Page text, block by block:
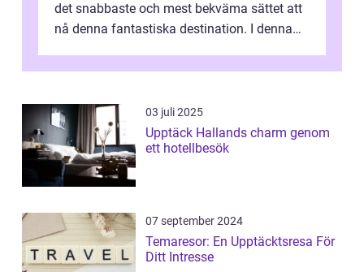
det snabbaste och mest bekväma sättet att
nå denna fantastiska destination. I denna
03 juli 2025
Upptäck Hallands charm genom
ett hotellbesök
07 september 2024
Temaresor: En Upptäcktsresa För
Ditt Intresse